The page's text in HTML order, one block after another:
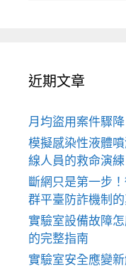
近期文章
月均盜用案件驟
模擬感染性液體
線人員的救命演練
斷網只是第一步
群平臺防詐機制
實驗室設備故障
的完整指南
實驗室安全應變